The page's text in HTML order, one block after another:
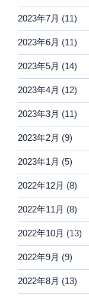
2023年7月 (11)
2023年6月 (11)
2023年5月 (14)
2023年4月 (12)
2023年3月 (11)
2023年2月 (9)
2023年1月 (5)
2022年12月 (8)
2022年11月 (8)
2022年10月 (13)
2022年9月 (9)
2022年8月 (13)